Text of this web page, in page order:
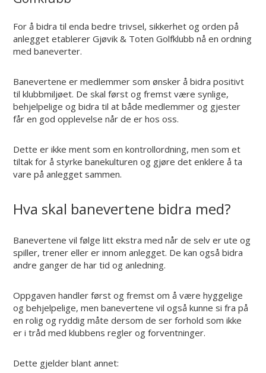
For å bidra til enda bedre trivsel, sikkerhet og orden på
anlegget etablerer Gjøvik & Toten Golfklubb nå en ordning
med baneverter.
Banevertene er medlemmer som ønsker å bidra positivt
til klubbmiljøet. De skal først og fremst være synlige,
behjelpelige og bidra til at både medlemmer og gjester
får en god opplevelse når de er hos oss.
Dette er ikke ment som en kontrollordning, men som et
tiltak for å styrke banekulturen og gjøre det enklere å ta
vare på anlegget sammen.
Hva skal banevertene bidra med?
Banevertene vil følge litt ekstra med når de selv er ute og
spiller, trener eller er innom anlegget. De kan også bidra
andre ganger de har tid og anledning.
Oppgaven handler først og fremst om å være hyggelige
og behjelpelige, men banevertene vil også kunne si fra på
en rolig og ryddig måte dersom de ser forhold som ikke
er i tråd med klubbens regler og forventninger.
Dette gjelder blant annet: